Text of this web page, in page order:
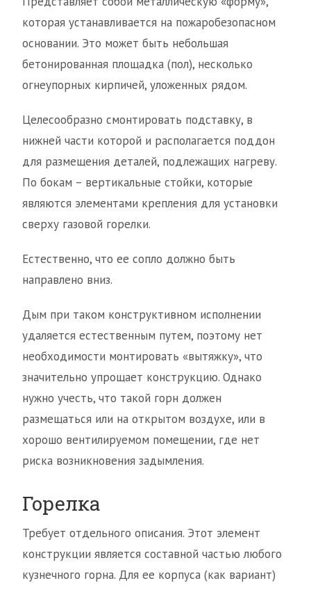
которая устанавливается на пожаробезопасном
основании. Это может быть небольшая
бетонированная площадка (пол), несколько
огнеупорных кирпичей, уложенных рядом.
Целесообразно смонтировать подставку, в
нижней части которой и располагается поддон
для размещения деталей, подлежащих нагреву.
По бокам – вертикальные стойки, которые
являются элементами крепления для установки
сверху газовой горелки.
Естественно, что ее сопло должно быть
направлено вниз.
Дым при таком конструктивном исполнении
удаляется естественным путем, поэтому нет
необходимости монтировать «вытяжку», что
значительно упрощает конструкцию. Однако
нужно учесть, что такой горн должен
размещаться или на открытом воздухе, или в
хорошо вентилируемом помещении, где нет
риска возникновения задымления.
Горелка
Требует отдельного описания. Этот элемент
конструкции является составной частью любого
кузнечного горна. Для ее корпуса (как вариант)